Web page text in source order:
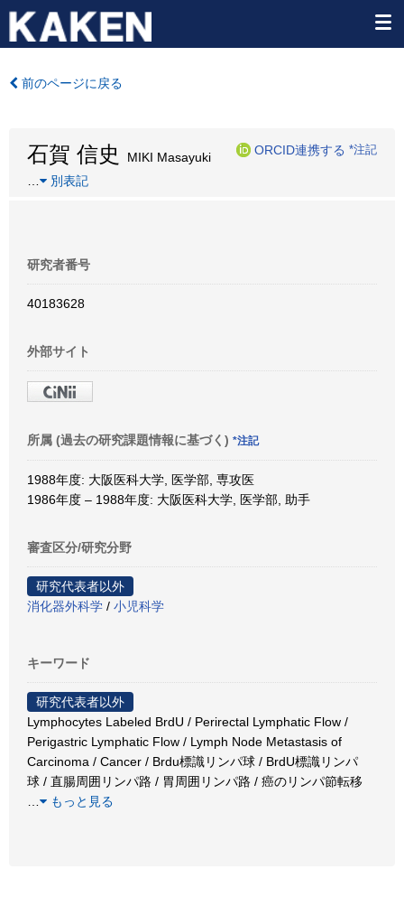
前のページに戻る
石賀 信史 MIKI Masayuki
ORCID連携する *注記
別表記
研究者番号
40183628
外部サイト
所属 (過去の研究課題情報に基づく) *注記
1988年度: 大阪医科大学, 医学部, 専攻医
1986年度 – 1988年度: 大阪医科大学, 医学部, 助手
審査区分/研究分野
研究代表者以外
消化器外科学 / 小児科学
キーワード
研究代表者以外
Lymphocytes Labeled BrdU / Perirectal Lymphatic Flow /
Perigastric Lymphatic Flow / Lymph Node Metastasis of
Carcinoma / Cancer / Brdu標識リンパ球 / BrdU標識リンパ
球 / 直腸周囲リンパ路 / 胃周囲リンパ路 / 癌のリンパ節転移
もっと見る